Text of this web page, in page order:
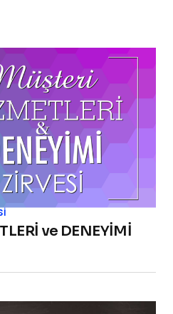
ve DENEYİMİ